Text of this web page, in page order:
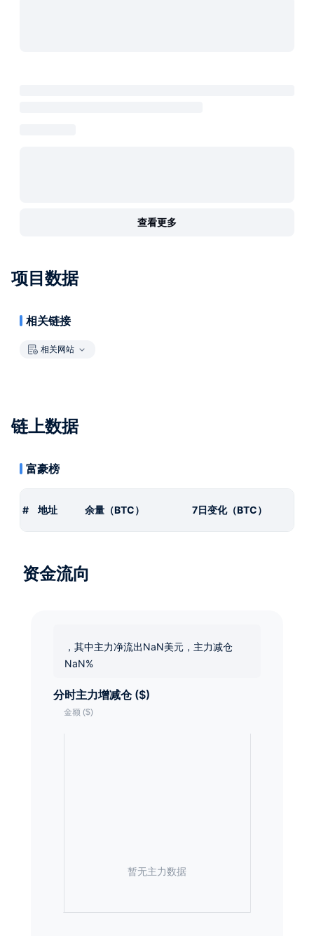
查看更多
项目数据
相关链接
相关网站
链上数据
富豪榜
# 地址 余量（BTC） 7日变化（BTC）
资金流向
，其中主力净流出NaN美元，主力减仓
NaN%
分时主力增减仓 ($)
暂无主力数据